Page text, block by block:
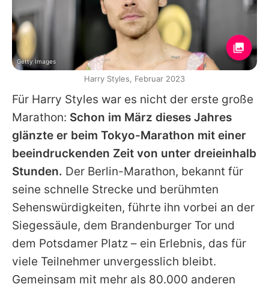
Für Harry Styles war es nicht der erste große
Marathon: Schon im März dieses Jahres
glänzte er beim Tokyo-Marathon mit einer
beeindruckenden Zeit von unter dreieinhalb
Stunden. Der Berlin-Marathon, bekannt für
seine schnelle Strecke und berühmten
Sehenswürdigkeiten, führte ihn vorbei an der
Siegessäule, dem Brandenburger Tor und
dem Potsdamer Platz – ein Erlebnis, das für
viele Teilnehmer unvergesslich bleibt.
Gemeinsam mit mehr als 80.000 anderen
Getty Images
Harry Styles, Februar 2023